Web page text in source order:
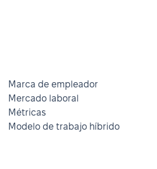
Marca de empleador
Mercado laboral
Métricas
Modelo de trabajo híbrido